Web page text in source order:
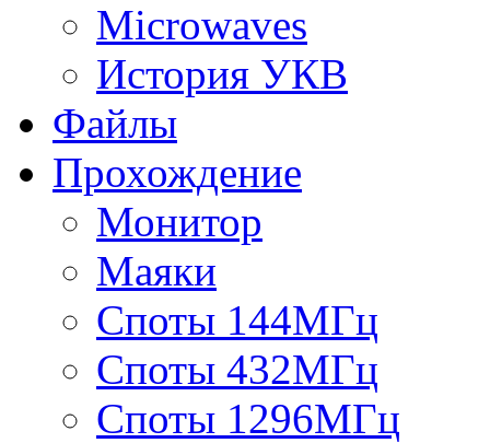
Microwaves
История УКВ
Файлы
Прохождение
Монитор
Маяки
Споты 144МГц
Споты 432МГц
Споты 1296МГц